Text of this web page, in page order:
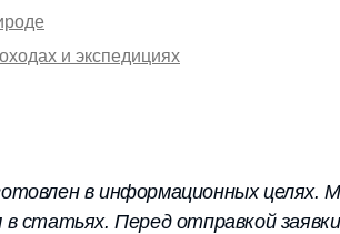
и экспедициях
в информационных целях.
статьях. Перед отправкой